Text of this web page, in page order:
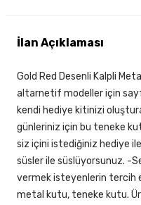
İlan Açıklaması
Gold Red Desenli Kalpli
altarnetif modeller için
kendi hediye kitinizi
günleriniz için bu teneke
siz içini istediğiniz hediye
süsler ile süslüyorsunuz. -
vermek isteyenlerin tercih
metal kutu, teneke kutu.